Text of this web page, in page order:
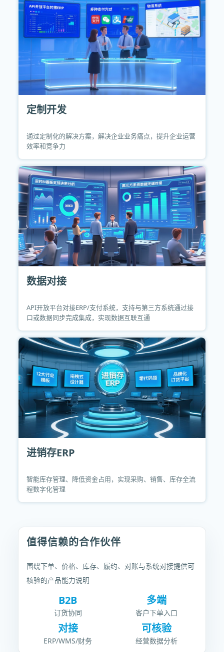
定制开发
通过定制化的解决方案，解决企业业务痛点，提升企业运营
效率和竞争力
数据对接
API开放平台对接ERP/支付系统，支持与第三方系统通过接
口或数据同步完成集成，实现数据互联互通
进销存ERP
智能库存管理、降低资金占用，实现采购、销售、库存全流
程数字化管理
值得信赖的合作伙伴
围绕下单、价格、库存、履约、对账与系统对接提供可
核验的产品能力说明
B2B
订货协同
多端
客户下单入口
对接
ERP/WMS/财务
可核验
经营数据分析